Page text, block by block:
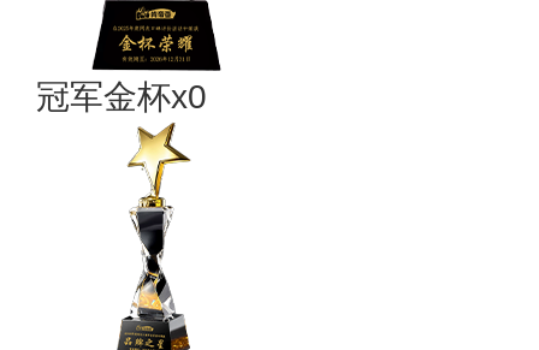
冠军金杯x0